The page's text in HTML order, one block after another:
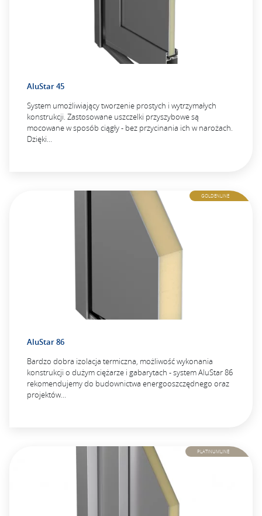
AluStar 45
System umożliwiający tworzenie prostych i wytrzymałych
konstrukcji. Zastosowane uszczelki przyszybowe są
mocowane w sposób ciągły - bez przycinania ich w narożach.
Dzięki…
GOLDENLINE
AluStar 86
Bardzo dobra izolacja termiczna, możliwość wykonania
konstrukcji o dużym ciężarze i gabarytach - system AluStar 86
rekomendujemy do budownictwa energooszczędnego oraz
projektów…
PLATINUMLINE